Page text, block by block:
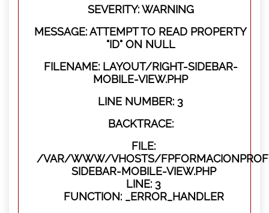
SEVERITY: WARNING
MESSAGE: ATTEMPT TO READ PROPERTY
"ID" ON NULL
FILENAME: LAYOUT/RIGHT-SIDEBAR-
MOBILE-VIEW.PHP
LINE NUMBER: 3
BACKTRACE:
FILE:
/VAR/WWW/VHOSTS/
SIDEBAR-MOBILE-VIEW.PHP
LINE: 3
FUNCTION: _ERROR_HANDLER